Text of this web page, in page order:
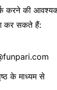
करने की
कर सकते हैं:
के माध्यम से